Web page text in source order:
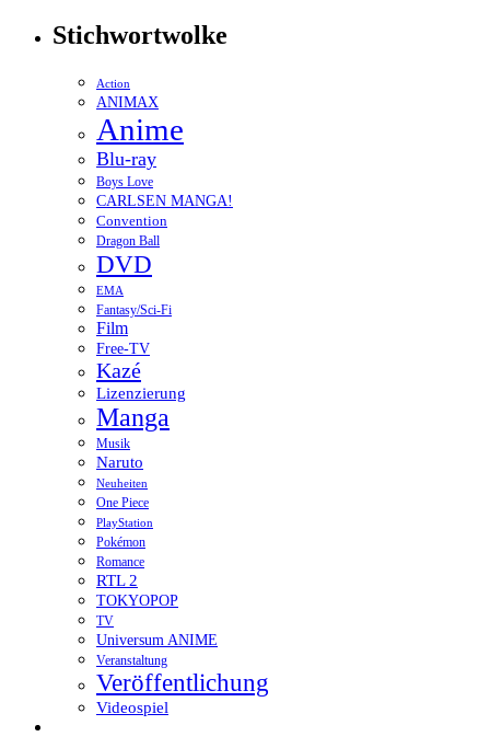
Stichwortwolke
Action
ANIMAX
Anime
Blu-ray
Boys Love
CARLSEN MANGA!
Convention
Dragon Ball
DVD
EMA
Fantasy/Sci-Fi
Film
Free-TV
Kazé
Lizenzierung
Manga
Musik
Naruto
Neuheiten
One Piece
PlayStation
Pokémon
Romance
RTL 2
TOKYOPOP
TV
Universum ANIME
Veranstaltung
Veröffentlichung
Videospiel